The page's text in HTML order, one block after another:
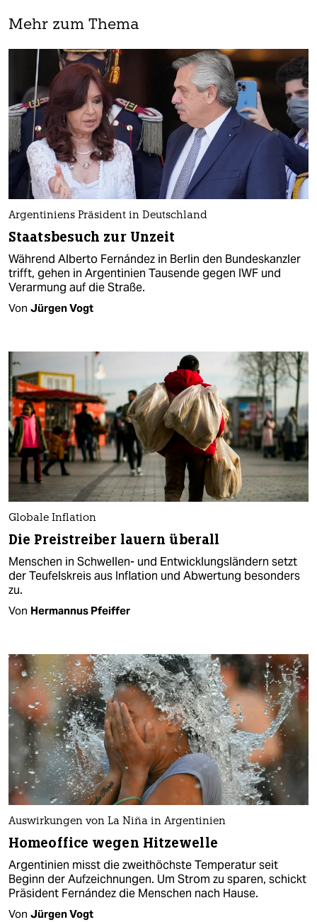
Mehr zum Thema
Argentiniens Präsident in Deutschland
Staatsbesuch zur Unzeit
Während Alberto Fernández in Berlin den Bundeskanzler
trifft, gehen in Argentinien Tausende gegen IWF und
Verarmung auf die Straße.
Von Jürgen Vogt
Globale Inflation
Die Preistreiber lauern überall
Menschen in Schwellen- und Entwicklungsländern setzt
der Teufelskreis aus Inflation und Abwertung besonders
zu.
Von Hermannus Pfeiffer
Auswirkungen von La Niña in Argentinien
Homeoffice wegen Hitzewelle
Argentinien misst die zweithöchste Temperatur seit
Beginn der Aufzeichnungen. Um Strom zu sparen, schickt
Präsident Fernández die Menschen nach Hause.
Von Jürgen Vogt